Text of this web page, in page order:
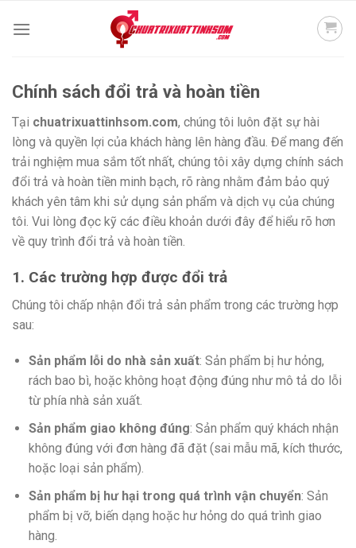
Chính sách đổi trả và hoàn tiền
Tại chuatrixuattinhsom.com, chúng tôi luôn đặt sự hài
lòng và quyền lợi của khách hàng lên hàng đầu. Để mang đến
trải nghiệm mua sắm tốt nhất, chúng tôi xây dựng chính sách
đổi trả và hoàn tiền minh bạch, rõ ràng nhằm đảm bảo quý
khách yên tâm khi sử dụng sản phẩm và dịch vụ của chúng
tôi. Vui lòng đọc kỹ các điều khoản dưới đây để hiểu rõ hơn
về quy trình đổi trả và hoàn tiền.
1. Các trường hợp được đổi trả
Chúng tôi chấp nhận đổi trả sản phẩm trong các trường hợp
sau:
Sản phẩm lỗi do nhà sản xuất: Sản phẩm bị hư hỏng,
rách bao bì, hoặc không hoạt động đúng như mô tả do lỗi
từ phía nhà sản xuất.
Sản phẩm giao không đúng: Sản phẩm quý khách nhận
không đúng với đơn hàng đã đặt (sai mẫu mã, kích thước,
hoặc loại sản phẩm).
Sản phẩm bị hư hại trong quá trình vận chuyển: Sản
phẩm bị vỡ, biến dạng hoặc hư hỏng do quá trình giao
hàng.